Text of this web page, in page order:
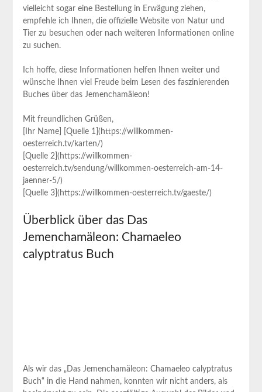
vielleicht sogar eine Bestellung in Erwägung ziehen,
empfehle ich Ihnen, die offizielle Website von Natur und
Tier zu besuchen oder nach weiteren Informationen online
zu suchen.
Ich hoffe, diese Informationen helfen Ihnen weiter und
wünsche Ihnen viel Freude beim Lesen des faszinierenden
Buches über das Jemenchamäleon!
Mit freundlichen Grüßen,
[Ihr Name] [Quelle 1](https://willkommen-
oesterreich.tv/karten/)
[Quelle 2](https://willkommen-
oesterreich.tv/sendung/willkommen-oesterreich-am-14-
jaenner-5/)
[Quelle 3](https://willkommen-oesterreich.tv/gaeste/)
Überblick über das Das
Jemenchamäleon: Chamaeleo
calyptratus Buch
Als wir das „Das Jemenchamäleon: Chamaeleo calyptratus
Buch“ in die Hand nahmen, konnten wir nicht anders, als